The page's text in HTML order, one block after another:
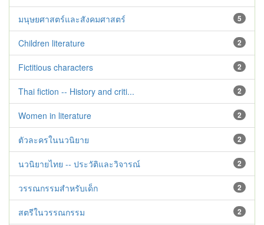
5
มนุษยศาสตร์และสังคมศาสตร์
2
Children literature
2
Fictitious characters
2
Thai fiction -- History and criti...
2
Women in literature
2
ตัวละครในนวนิยาย
2
นวนิยายไทย -- ประวัติและวิจารณ์
2
วรรณกรรมสำหรับเด็ก
2
สตรีในวรรณกรรม